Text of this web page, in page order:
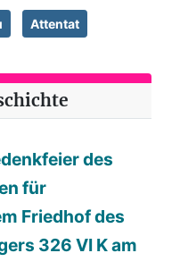
Attentat
des
für
Friedhof des
326 VI K am